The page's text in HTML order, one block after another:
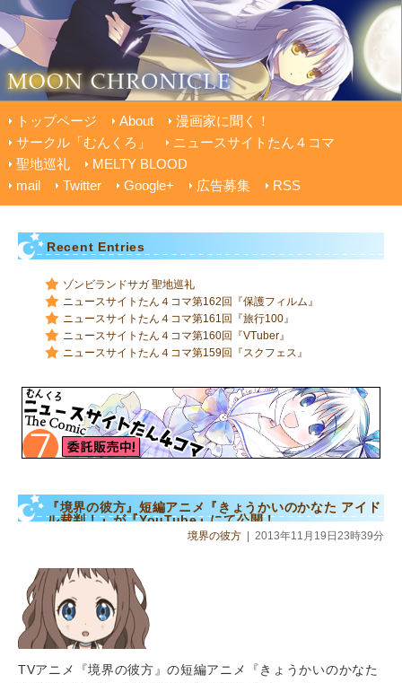
トップページ About
漫画家に聞く！
サークル「むんくろ」
ニュースサイトたん４コマ
聖地巡礼
MELTY BLOOD
mail
Twitter Google+ 広告募集 RSS
Recent Entries
ゾンビランドサガ 聖地巡礼
ニュースサイトたん４コマ第162回『保護フィルム』
ニュースサイトたん４コマ第161回『旅行100』
ニュースサイトたん４コマ第160回『VTuber』
ニュースサイトたん４コマ第159回『スクフェス』
『境界の彼方』短編アニメ『きょうかいのかなた アイド
ル裁判！』が『YouTube』にて公開！
境界の彼方 | 2013年11月19日23時39分
TVアニメ『境界の彼方』の短編アニメ『きょうかいのかなた